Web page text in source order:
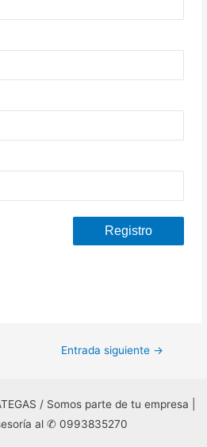
Entrada siguiente →
/ Somos parte de tu empresa |
al ✆ 0993835270